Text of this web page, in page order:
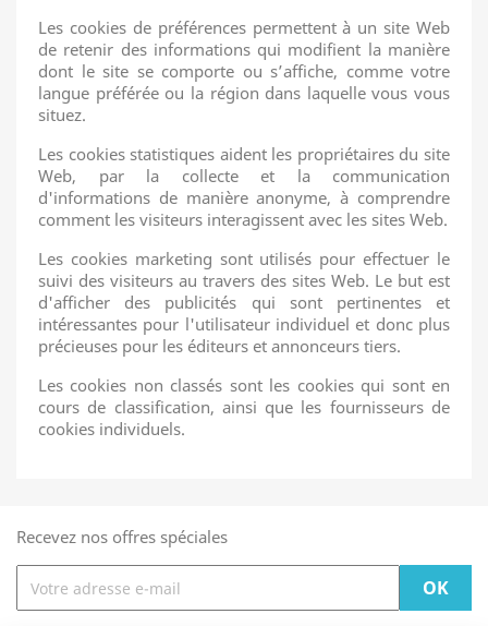
Les cookies de préférences permettent à un site Web
de retenir des informations qui modifient la manière
dont le site se comporte ou s’affiche, comme votre
langue préférée ou la région dans laquelle vous vous
situez.
Les cookies statistiques aident les propriétaires du site
Web, par la collecte et la communication
d'informations de manière anonyme, à comprendre
comment les visiteurs interagissent avec les sites Web.
Les cookies marketing sont utilisés pour effectuer le
suivi des visiteurs au travers des sites Web. Le but est
d'afficher des publicités qui sont pertinentes et
intéressantes pour l'utilisateur individuel et donc plus
précieuses pour les éditeurs et annonceurs tiers.
Les cookies non classés sont les cookies qui sont en
cours de classification, ainsi que les fournisseurs de
cookies individuels.
Recevez nos offres spéciales